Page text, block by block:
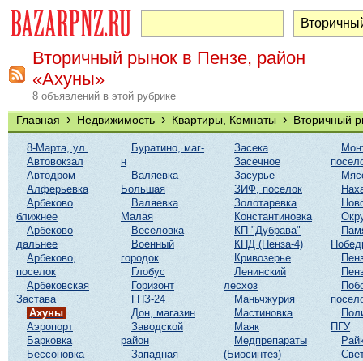
Вторичный рынок в Пензе, район
«Ахуны»
8 объявлений в этой рубрике
Главная › Недвижимость › Квартиры, Комнаты › Вторичный
8-Марта, ул.
Автовокзал
Автодром
Алферьевка
Арбеково
ближнее
Арбеково
дальнее
Арбеково,
поселок
Арбековская
Застава
Ахуны
Аэропорт
Барковка
Бессоновка
Буратино, маг-
н
Валяевка
Большая
Валяевка
Малая
Веселовка
Военный
городок
Глобус
Горизонт
ГПЗ-24
Дон, магазин
Заводской
район
Западная
Засека
Засечное
Засурье
ЗИФ, поселок
Золотаревка
Константиновка
КП "Дубрава"
КПД (Пенза-4)
Кривозерье
Ленинский
лесхоз
Маньчжурия
Мастиновка
Маяк
Медпрепараты
(Биосинтез)
ПГУ